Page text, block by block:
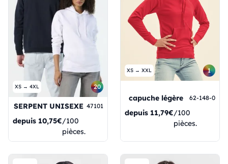
XS → 4XL 20
SERPENT UNISEXE 47101
depuis 10,75€/100
pièces.
XS → XXL 1
capuche légère 62-148-0
depuis 11,79€/100
pièces.